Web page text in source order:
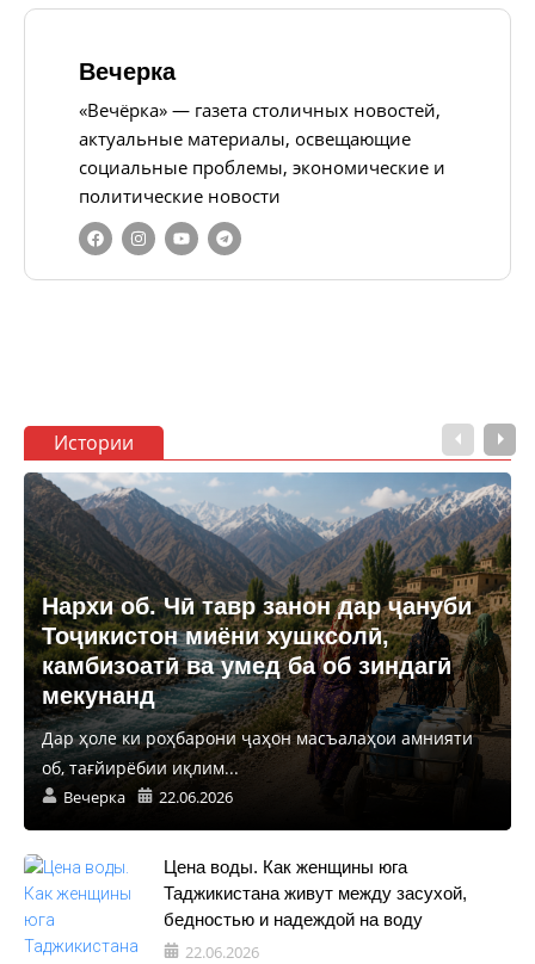
Вечерка
«Вечёрка» — газета столичных новостей,
актуальные материалы, освещающие
социальные проблемы, экономические и
политические новости
Истории
Нархи об. Чӣ тавр занон дар ҷануби
Тоҷикистон миёни хушксолӣ,
камбизоатӣ ва умед ба об зиндагӣ
мекунанд
Дар ҳоле ки роҳбарони ҷаҳон масъалаҳои амнияти
об, тағйирёбии иқлим...
Вечерка 22.06.2026
Цена воды. Как женщины юга
Таджикистана живут между засухой,
бедностью и надеждой на воду
22.06.2026